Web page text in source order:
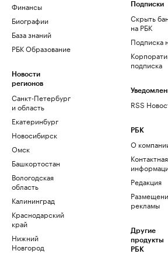
Финансы
Биографии
База знаний
РБК Образование
Новости
регионов
Санкт-Петербург
и область
Екатеринбург
Новосибирск
Омск
Башкортостан
Вологодская
область
Калининград
Краснодарский
край
Нижний
Новгород
Подписки
Скрыть
на РБК
Подписка
подписка
RSS
РБК
О
Контактная
Редакция
рекламы
Другие
продукты
РБК